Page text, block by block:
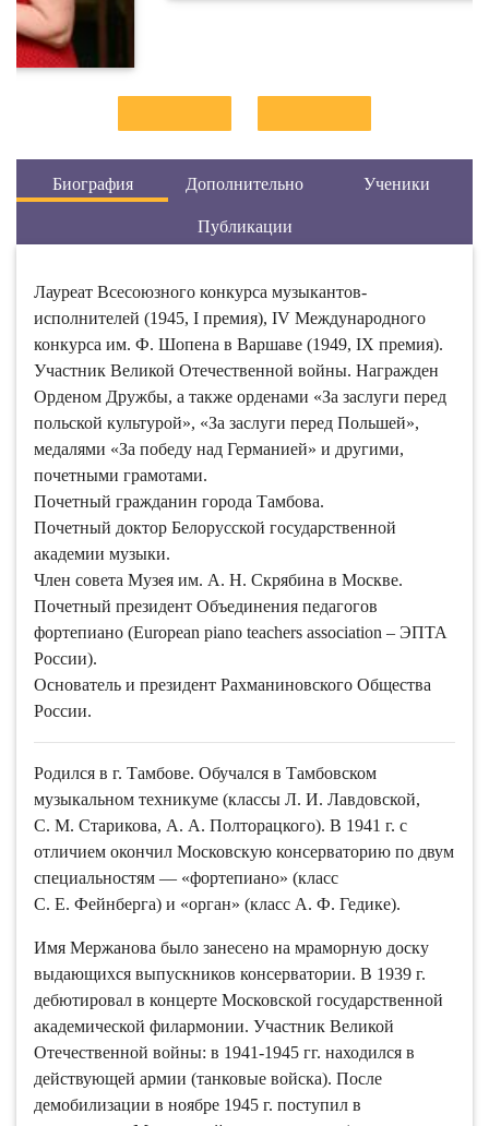
Публикации
Лауреат Всесоюзного конкурса музыкантов-
исполнителей (1945, I премия), IV Международного
Участник Великой Отечественной войны. Награжден
Орденом Дружбы, а также орденами «За заслуги перед
польской культурой», «За заслуги перед Польшей»,
медалями «За победу над Германией» и другими,
почетными грамотами.
Почетный гражданин города Тамбова.
Почетный доктор Белорусской государственной
академии музыки.
Член совета Музея им. А. Н. Скрябина в Москве.
Почетный президент Объединения педагогов
фортепиано (European piano teachers association – ЭПТА
России).
Основатель и президент Рахманиновского Общества
России.
Родился в г. Тамбове. Обучался в Тамбовском
отличием окончил Московскую консерваторию по двум
специальностям — «фортепиано» (класс
С. Е. Фейнберга) и «орган» (класс А. Ф. Гедике).
Имя Мержанова было занесено на мраморную доску
выдающихся выпускников консерватории. В 1939 г.
академической филармонии. Участник Великой
Отечественной войны: в 1941-1945 гг. находился в
действующей армии (танковые войска). После
демобилизации в ноябре 1945 г. поступил в
аспирантуру Московской консерватории (окончил в
1947 г.).